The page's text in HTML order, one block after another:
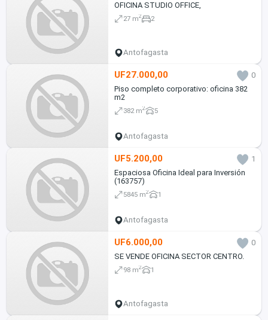
OFICINA STUDIO OFFICE,
27 m2 2
Antofagasta
UF27.000,00
0
Piso completo corporativo: oficina 382
m2
382 m2 5
Antofagasta
UF5.200,00
1
Espaciosa Oficina Ideal para Inversión
(163757)
5845 m2 1
Antofagasta
UF6.000,00
0
SE VENDE OFICINA SECTOR CENTRO.
98 m2 1
Antofagasta